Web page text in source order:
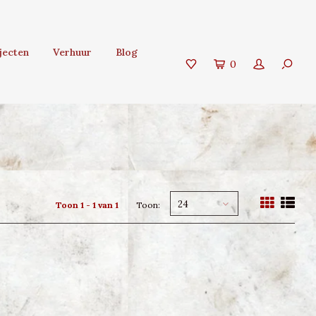
Verhuur
Blog
0
Toon 1 - 1 van 1 Toon: 24